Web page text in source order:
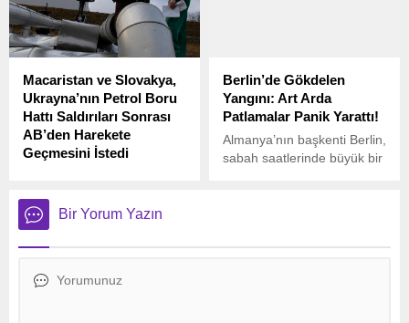
programlarına karşı aldığı
kararnamenin bir kısmını
geçici olarak engelledi.
Macaristan ve Slovakya,
Ukrayna’nın Petrol Boru
Hattı Saldırıları Sonrası
AB’den Harekete
Geçmesini İstedi
boru hattına saldırarak
Rusya’dan Macaristan ve
Slovakya’ya yapılan petrol
Avrupa Komisyonu henüz
Berlin’de Gökdelen
Yangını: Art Arda
Patlamalar Panik Yarattı!
Almanya’nın başkenti Berlin,
sabah saatlerinde büyük bir
paniğe neden oldu.
Bir Yorum Yazın